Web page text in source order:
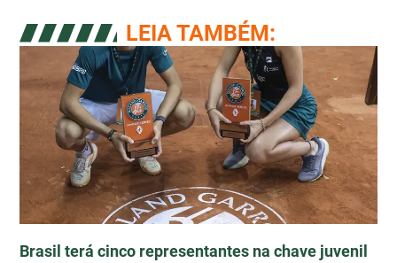
LEIA TAMBÉM:
Brasil terá cinco representantes na chave juvenil